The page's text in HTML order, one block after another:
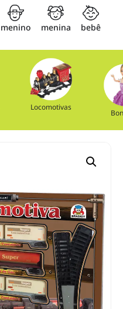
menino menina bebê
Locomotivas